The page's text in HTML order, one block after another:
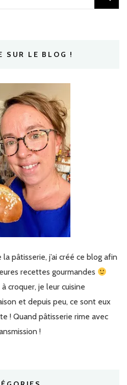
SUR LE BLOG !
pâtisserie, j’ai créé ce blog afin
recettes gourmandes
croquer, je leur cuisine
et depuis peu, ce sont eux
! Quand pâtisserie rime avec
!